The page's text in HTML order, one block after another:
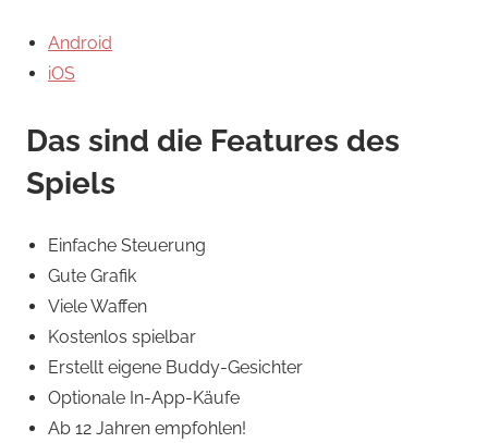
Android
iOS
Das sind die Features des
Spiels
Einfache Steuerung
Gute Grafik
Viele Waffen
Kostenlos spielbar
Erstellt eigene Buddy-Gesichter
Optionale In-App-Käufe
Ab 12 Jahren empfohlen!